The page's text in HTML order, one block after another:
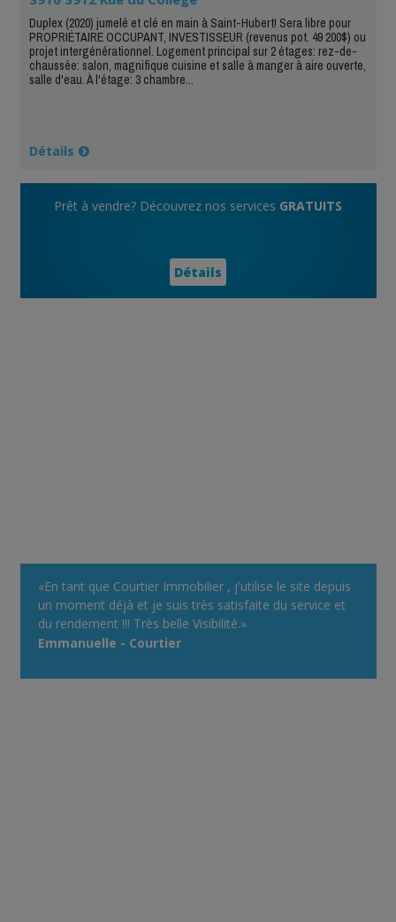
Duplex (2020) jumelé et clé en main à Saint-Hubert! Sera libre pour
PROPRIÉTAIRE OCCUPANT, INVESTISSEUR (revenus pot. 49 200$) ou
projet intergénérationnel. Logement principal sur 2 étages: rez-de-
chaussée: salon, magnifique cuisine et salle à manger à aire ouverte,
salle d'eau. À l'étage: 3 chambre...
Détails
Prêt à vendre? Découvrez nos services GRATUITS
Détails
«En tant que Courtier Immobilier , j'utilise le site depuis
un moment déjà et je suis très satisfaite du service et
du rendement !!! Très belle Visibilité.»
Emmanuelle - Courtier